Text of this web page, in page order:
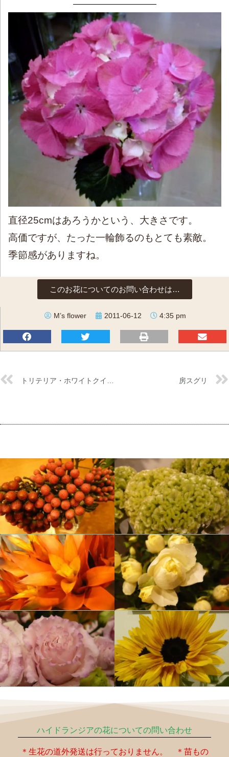
直径25cmはあろうかという、大きさです。
高価ですが、たった一輪飾るのもとても素敵。
季節感がありますね。
このお花についてのお問い合わせは…
M’s flower 2011-06-12 4:35 pm
房スグリ
ハイドランジアの花についての問い合わせ
＊生花の道外発送は行っておりません。 ＊苗もの